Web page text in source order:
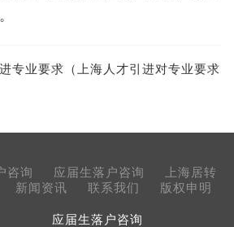
专业要求（上海人才引进对专业要求
咨询 应届生落户咨询
上海居转
新闻资讯 联系我们 版权申明
应届生落户咨询